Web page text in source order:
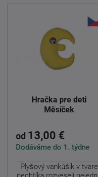
Hračka pre deti
Měsíček
od 13,00 €
Dodáváme do 1. týdne
Plyšový vankúšik v tvare